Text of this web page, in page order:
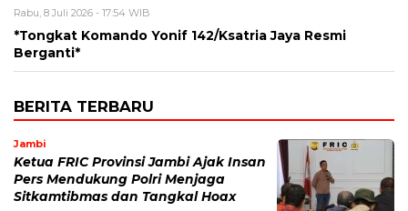
Rabu, 8 Juli 2026 - 17:54 WIB
*Tongkat Komando Yonif 142/Ksatria Jaya Resmi
Berganti*
BERITA TERBARU
Jambi
Ketua FRIC Provinsi Jambi Ajak Insan
Pers Mendukung Polri Menjaga
Sitkamtibmas dan Tangkal Hoax